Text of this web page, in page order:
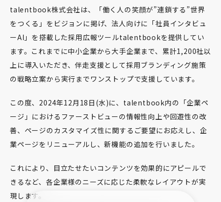
talentbook株式会社は、「働く人の笑顔が”連鎖する”世界
をつくる」をビジョンに掲げ、法人向けに「社員インタビュ
ーAI」を搭載した採用広報ツールtalentbookを提供してい
ます。これまでに中小企業から大手企業まで、累計1,200社以
上に導入いただき、伴走支援として採用ブランディング施策
の戦略立案から実行までワンストップで支援しています。
この度、2024年12月18日(水)に、talentbook内の「企業ペ
ージ」におけるファーストビューの情報性向上や回遊性の改
善、ページのカスタマイズ性に関するご要望にお応えし、企
業ページをリニューアルし、新機能の追加を行いました。
これにより、目立たせたいコンテンツを効果的にアピールで
きるなど、各企業様のニーズに応じた柔軟なレイアウトが実
現します。